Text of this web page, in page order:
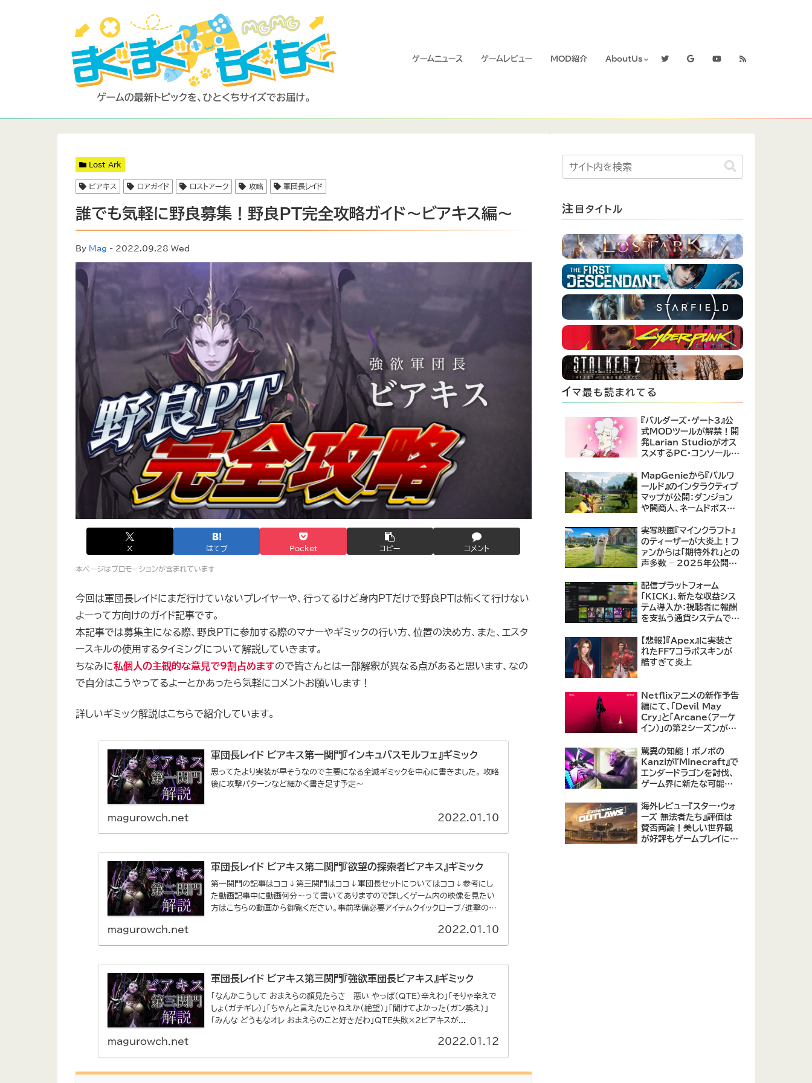
ゲームニュース ゲームレビュー MOD紹介 AboutUs
Lost Ark
ビアキス ロアガイド ロストアーク 攻略 軍団長レイド
誰でも気軽に野良募集！野良PT完全攻略ガイド～ビアキス編～
By Mag - 2022.09.28 Wed
X はてブ Pocket コピー コメント
本ページはプロモーションが含まれています
今回は軍団長レイドにまだ行けていないプレイヤーや、行ってるけど身内PTだけで野良PTは怖くて行けない
よーって方向けのガイド記事です。
本記事では募集主になる際、野良PTに参加する際のマナーやギミックの行い方、位置の決め方、また、エスタ
ースキルの使用するタイミングについて解説していきます。
ちなみに私個人の主観的な意見で9割占めますので皆さんとは一部解釈が異なる点があると思います、なの
で自分はこうやってるよーとかあったら気軽にコメントお願いします！
詳しいギミック解説はこちらで紹介しています。
軍団長レイド ビアキス第一関門『インキュバスモルフェ』ギミック
思ってたより実装が早そうなので主要になる全滅ギミックを中心に書きました。 攻略
後に攻撃パターンなど細かく書き足す予定～
magurowch.net 2022.01.10
軍団長レイド ビアキス第二関門『欲望の探索者ビアキス』ギミック
第一関門の記事はココ↓第三関門はココ↓軍団長セットについてはココ↓参考にし
た動画記事中に動画何分～って書いてありますので詳しくゲーム内の映像を見たい
方はこちらの動画から御覧ください。事前準備必要アイテムクイックローブ/進撃の旗
magurowch.net 2022.01.10
軍団長レイド ビアキス第三関門『強欲軍団長ビアキス』ギミック
「なんかこうして おまえらの顔見たらさ―悪い やっぱ（QTE）辛えわ」「そりゃ辛えで
しょ（ガチギレ）」「ちゃんと言えたじゃねえか（絶望）」「聞けてよかった（ガン萎え）」
「みんな どうもなオレ おまえらのこと好きだわ」QTE失敗×2ビアキスが...
magurowch.net 2022.01.12
注 目タイトル
イマ最も読まれてる
『バルダーズ・ゲート3』公
式MODツールが解禁！開
発Larian Studioがオス
スメするPC・コンソール向
MapGenieから『パルワ
ールド』のインタラクティブ
マップが公開：ダンジョン
や闇商人、ネームドボスの
実写映画『マインクラフト』
のティーザーが大炎上！フ
ァンからは「期待外れ」との
声多数 – 2025年公開予
配信プラットフォーム
「KICK」、新たな収益シス
テム導入か：視聴者に報酬
を支払う通貨システムで
【悲報】『Apex』に実装さ
れたFF7コラボスキンが
酷すぎて炎上
Netflixアニメの新作予告
編にて、「Devil May
Cry」と「Arcane（アーケ
イン）」の第2シーズンが紹
驚異の知能！ボノボの
Kanziが『Minecraft』で
エンダードラゴンを討伐、
ゲーム界に新たな可能性
海外レビュー『スター・ウォ
ーズ 無法者たち』評価は
賛否両論！美しい世界観
が好評もゲームプレイに課